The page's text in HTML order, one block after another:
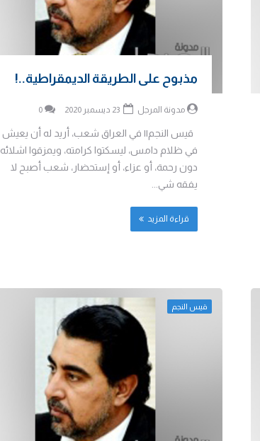
مذبوح على الطريقة الديمقراطية..!
مدونة المرجل 23 ديسمبر 2020 0
قيس النجم|| في العراق شعب، أريد له أن يعيش
في ظلام دامس، ليسكتوا كرامته، ويمزقوا اشلائه
دون رحمة، أو عزاء، أو إستحضار، شعب أصبح لا
يفقه شي...
قراءة المزيد
قيس النجم